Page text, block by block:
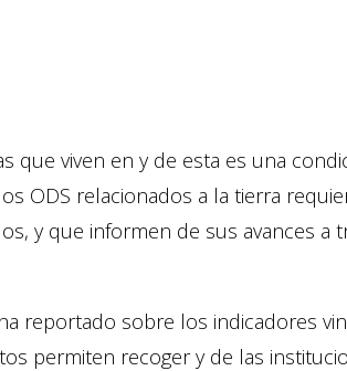
que viven en y de esta es una
ODS relacionados a la tierra
y que informen de sus avances a
reportado sobre los indicadores
permiten recoger y de las